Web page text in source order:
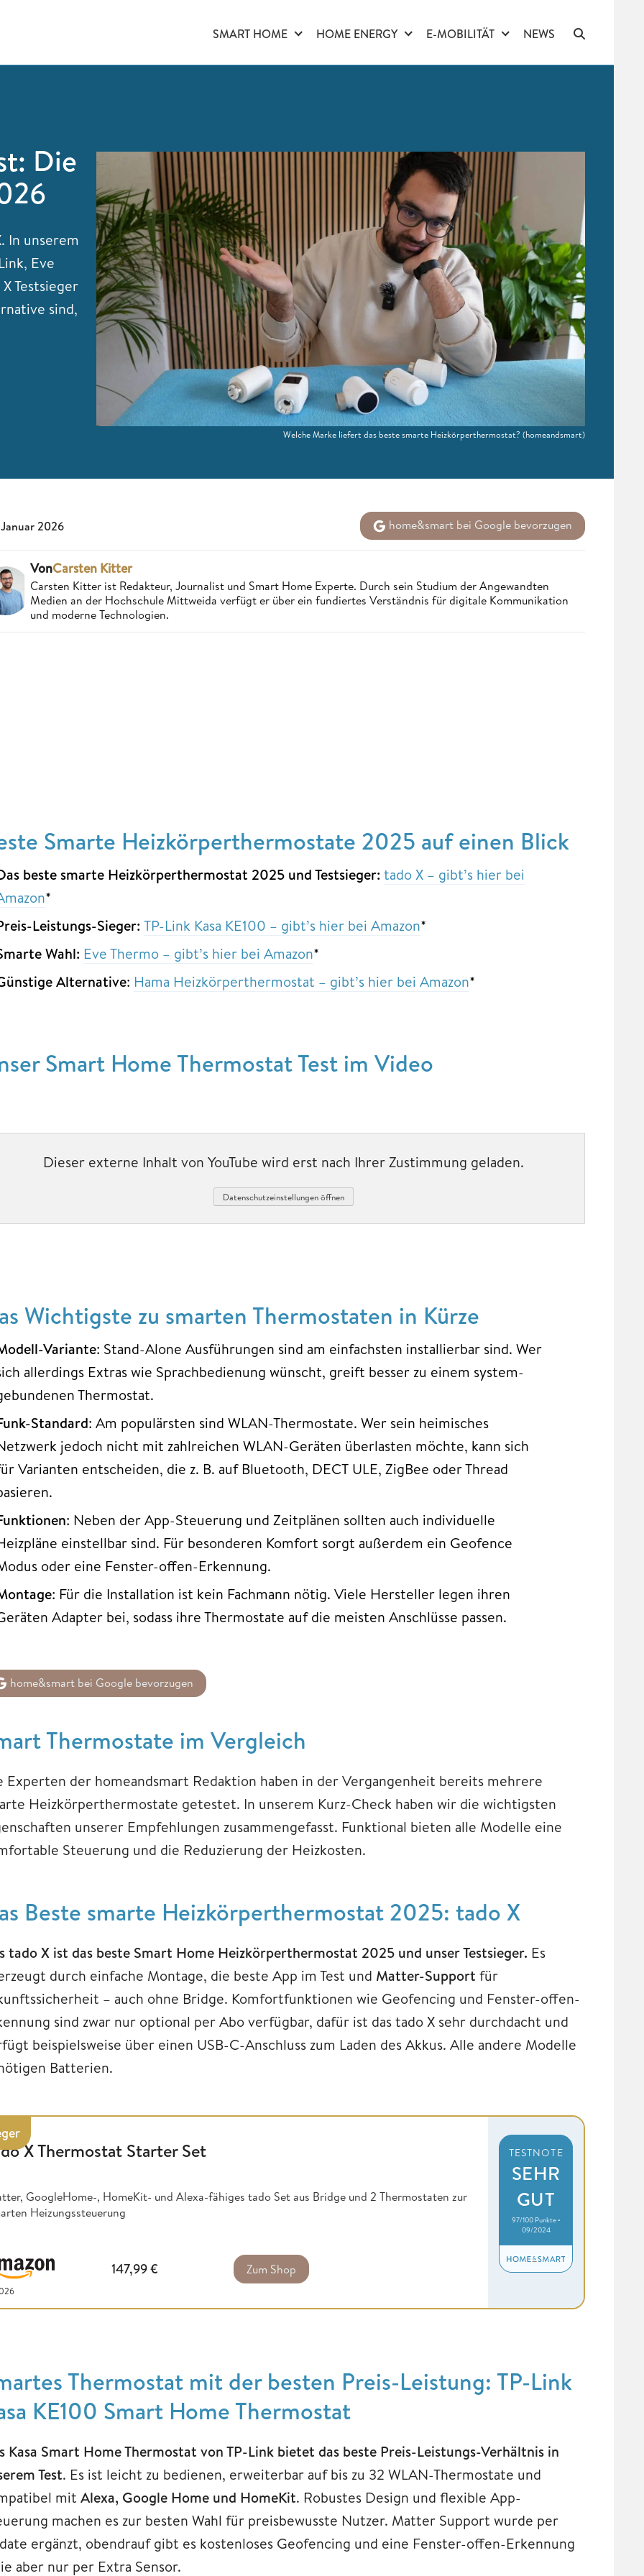
SMART HOME HOME ENERGY E-MOBILITÄT NEWS
Die
In unserem
Eve
Testsieger
sind,
Welche Marke liefert das beste smarte Heizkörperthermostat? (homeandsmart)
2026 home&smart bei Google bevorzugen
VonCarsten Kitter
Carsten Kitter ist Redakteur, Journalist und Smart Home Experte. Durch sein Studium der Angewandten
Medien an der Hochschule Mittweida verfügt er über ein fundiertes Verständnis für digitale Kommunikation
und moderne Technologien.
Smarte Heizkörperthermostate 2025 auf einen Blick
beste smarte Heizkörperthermostat 2025 und Testsieger: tado X – gibt’s hier bei
*
Leistungs-Sieger: TP-Link Kasa KE100 – gibt’s hier bei Amazon*
Wahl: Eve Thermo – gibt’s hier bei Amazon*
Alternative: Hama Heizkörperthermostat – gibt’s hier bei Amazon*
Smart Home Thermostat Test im Video
Dieser externe Inhalt von YouTube wird erst nach Ihrer Zustimmung geladen.
Datenschutzeinstellungen öffnen
Wichtigste zu smarten Thermostaten in Kürze
Variante: Stand-Alone Ausführungen sind am einfachsten installierbar sind. Wer
allerdings Extras wie Sprachbedienung wünscht, greift besser zu einem system-
Thermostat.
Standard: Am populärsten sind WLAN-Thermostate. Wer sein heimisches
jedoch nicht mit zahlreichen WLAN-Geräten überlasten möchte, kann sich
Varianten entscheiden, die z. B. auf Bluetooth, DECT ULE, ZigBee oder Thread
: Neben der App-Steuerung und Zeitplänen sollten auch individuelle
einstellbar sind. Für besonderen Komfort sorgt außerdem ein Geofence
oder eine Fenster-offen-Erkennung.
: Für die Installation ist kein Fachmann nötig. Viele Hersteller legen ihren
Adapter bei, sodass ihre Thermostate auf die meisten Anschlüsse passen.
home&smart bei Google bevorzugen
Thermostate im Vergleich
Experten der homeandsmart Redaktion haben in der Vergangenheit bereits mehrere
Heizkörperthermostate getestet. In unserem Kurz-Check haben wir die wichtigsten
unserer Empfehlungen zusammengefasst. Funktional bieten alle Modelle eine
Steuerung und die Reduzierung der Heizkosten.
Beste smarte Heizkörperthermostat 2025: tado X
tado X ist das beste Smart Home Heizkörperthermostat 2025 und unser Testsieger. Es
durch einfache Montage, die beste App im Test und Matter-Support für
– auch ohne Bridge. Komfortfunktionen wie Geofencing und Fenster-offen-
sind zwar nur optional per Abo verfügbar, dafür ist das tado X sehr durchdacht und
beispielsweise über einen USB-C-Anschluss zum Laden des Akkus. Alle andere Modelle
Batterien.
X Thermostat Starter Set
GoogleHome-, HomeKit- und Alexa-fähiges tado Set aus Bridge und 2 Thermostaten zur
Heizungssteuerung
147,99€ Zum Shop
TESTNOTE
SEHR
GUT
97/100 Punkte •
09/2024
Thermostat mit der besten Preis-Leistung: TP-Link
KE100 Smart Home Thermostat
Kasa Smart Home Thermostat von TP-Link bietet das beste Preis-Leistungs-Verhältnis in
Test. Es ist leicht zu bedienen, erweiterbar auf bis zu 32 WLAN-Thermostate und
mit Alexa, Google Home und HomeKit. Robustes Design und flexible App-
machen es zur besten Wahl für preisbewusste Nutzer. Matter Support wurde per
ergänzt, obendrauf gibt es kostenloses Geofencing und eine Fenster-offen-Erkennung
aber nur per Extra Sensor.